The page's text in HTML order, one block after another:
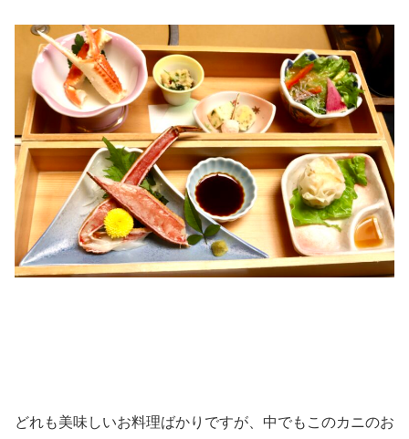
どれも美味しいお料理ばかりですが、中でもこのカニのお